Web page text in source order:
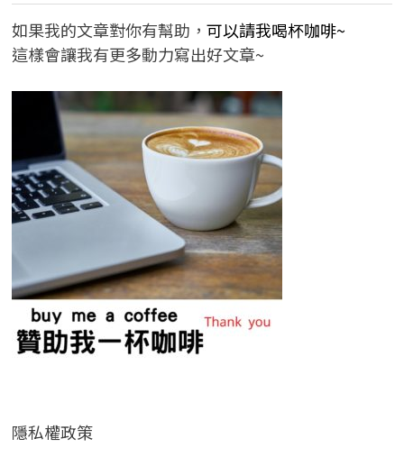
如果我的文章對你有幫助， 可以請我喝杯咖啡~
這樣會讓我有更多動力寫出好文章~
隱私權政策